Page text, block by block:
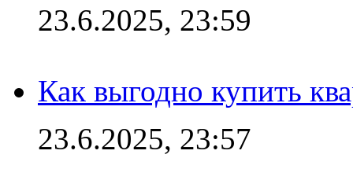
23.6.2025, 23:59
Как выгодно купить
23.6.2025, 23:57